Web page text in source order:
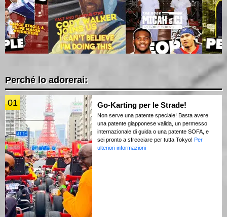
Perché lo adorerai:
01 Go-Karting per le Strade!
Non serve una patente speciale! Basta avere
una patente giapponese valida, un permesso
internazionale di guida o una patente SOFA, e
sei pronto a sfrecciare per tutta Tokyo! Per
ulteriori informazioni